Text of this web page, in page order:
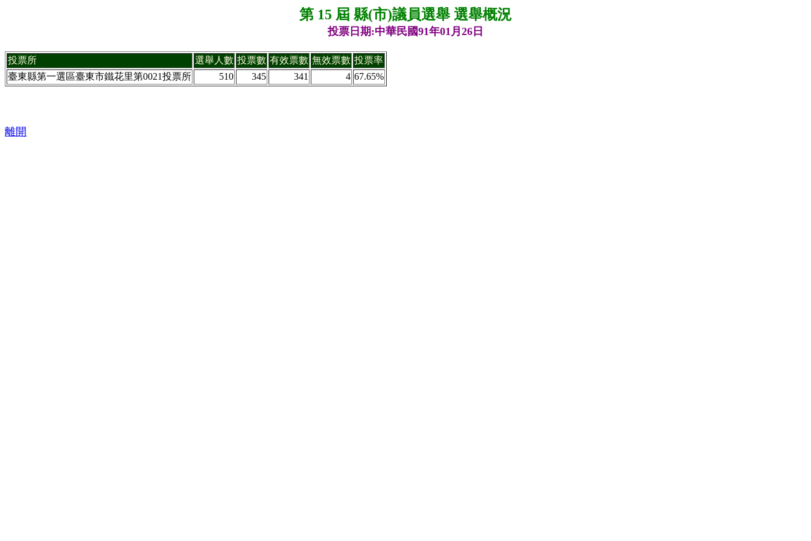
第 15 屆 縣(市)議員選舉 選舉概況
投票日期:中華民國91年01月26日
投票所 選舉人數 投票數 有效票數 無效票數 投票率
臺東縣第一選區臺東市鐵花里第0021投票所
510 345 341 4 67.65%
離開